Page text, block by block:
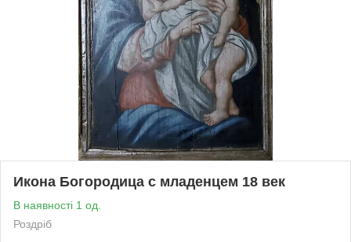
Икона Богородица с младенцем 18 век
В наявності 1 од.
Роздріб